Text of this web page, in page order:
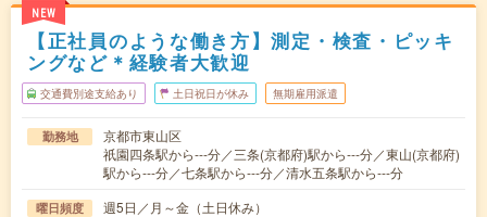
NEW
【正社員のような働き方】測定・検査・ピッキ
ングなど＊経験者大歓迎
交通費別途支給あり 土日祝日が休み 無期雇用派遣
勤務地
京都市東山区
祇園四条駅から---分／三条(京都府)駅から---分／東山(京都府)
駅から---分／七条駅から---分／清水五条駅から---分
曜日頻度 週5日／月～金（土日休み）